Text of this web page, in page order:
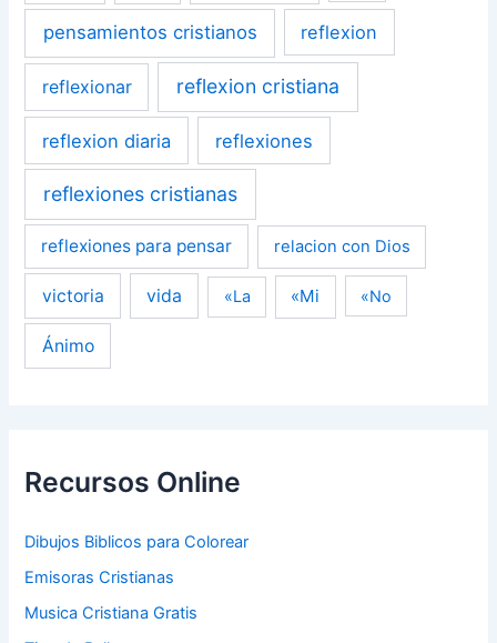
pensamientos cristianos reflexion
reflexionar reflexion cristiana
reflexion diaria reflexiones
reflexiones cristianas
reflexiones para pensar relacion con Dios
victoria vida «La «Mi «No
Ánimo
Recursos Online
Dibujos Biblicos para Colorear
Emisoras Cristianas
Musica Cristiana Gratis